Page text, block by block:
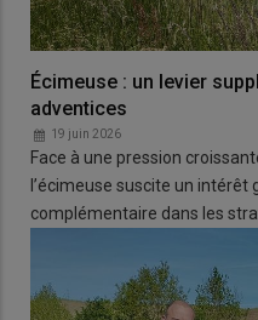
Écimeuse : un levier
adventices
19 juin 2026
Face à une pression
l’écimeuse suscite un
complémentaire dans les